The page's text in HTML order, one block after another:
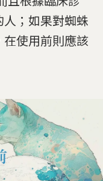
；如果對蜘蛛
使用前則應該